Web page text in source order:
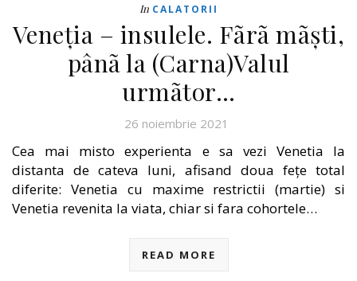
In CALATORII
Veneția – insulele. Fãrã mãști,
pânã la (Carna)Valul
urmãtor…
26 noiembrie 2021
Cea mai misto experienta e sa vezi Venetia la
distanta de cateva luni, afisand doua fețe total
diferite: Venetia cu maxime restrictii (martie) si
Venetia revenita la viata, chiar si fara cohortele…
READ MORE